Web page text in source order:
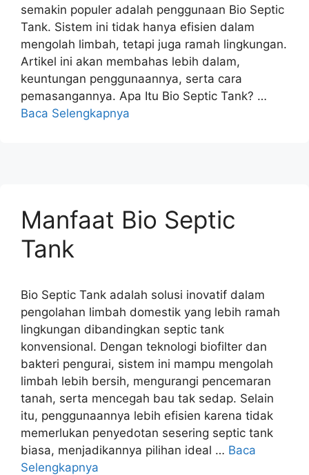
semakin populer adalah penggunaan Bio Septic
Tank. Sistem ini tidak hanya efisien dalam
mengolah limbah, tetapi juga ramah lingkungan.
Artikel ini akan membahas lebih dalam,
keuntungan penggunaannya, serta cara
pemasangannya. Apa Itu Bio Septic Tank? …
Baca Selengkapnya
Manfaat Bio Septic
Tank
Bio Septic Tank adalah solusi inovatif dalam
pengolahan limbah domestik yang lebih ramah
lingkungan dibandingkan septic tank
konvensional. Dengan teknologi biofilter dan
bakteri pengurai, sistem ini mampu mengolah
limbah lebih bersih, mengurangi pencemaran
tanah, serta mencegah bau tak sedap. Selain
itu, penggunaannya lebih efisien karena tidak
memerlukan penyedotan sesering septic tank
biasa, menjadikannya pilihan ideal … Baca
Selengkapnya